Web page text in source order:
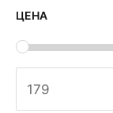
ЦЕНА